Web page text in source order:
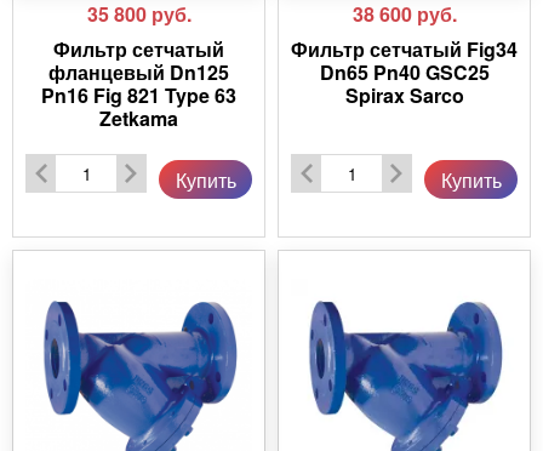
35 800 руб.
Фильтр сетчатый
фланцевый Dn125
Pn16 Fig 821 Type 63
Zetkama
Купить
38 600 руб.
Фильтр сетчатый Fig34
Dn65 Pn40 GSC25
Spirax Sarco
Купить